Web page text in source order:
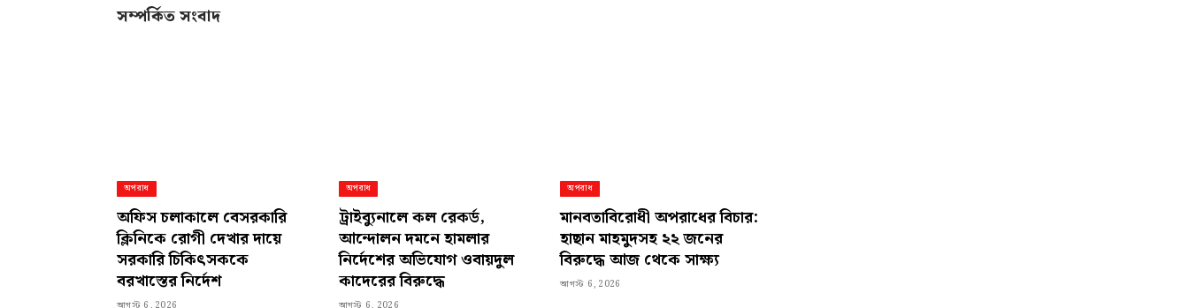
সম্পর্কিত সংবাদ
অপরাধ
অফিস চলাকালে বেসরকারি
ক্লিনিকে রোগী দেখার দায়ে
সরকারি চিকিৎসককে
বরখাস্তের নির্দেশ
অপরাধ
ট্রাইব্যুনালে কল রেকর্ড,
আন্দোলন দমনে হামলার
নির্দেশের অভিযোগ ওবায়দুল
কাদেরের বিরুদ্ধে
অপরাধ
মানবতাবিরোধী অপরাধের বিচার:
হাছান মাহমুদসহ ২২ জনের
বিরুদ্ধে আজ থেকে সাক্ষ্য
আগস্ট 6, 2026